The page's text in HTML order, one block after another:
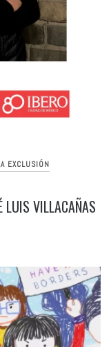
EXCLUSIÓN
LUIS VILLACAÑAS